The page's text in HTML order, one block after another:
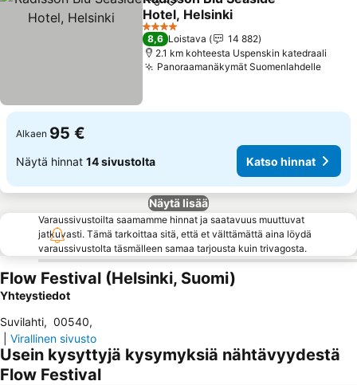
Jaa Lisää suosikkeihin
Hotel, Helsinki
4 Tähtiluokitus
8,6 Loistava
14 882
2.1 km kohteesta Uspenskin katedraali
Panoraamanäkymät Suomenlahdelle
Alkaen 95 €
Näytä hinnat 14 sivustolta Katso hinnat
Näytä lisää
Varaussivustoilta saamamme hinnat ja saatavuus muuttuvat
jatkuvasti. Tämä tarkoittaa sitä, että et välttämättä aina löydä
varaussivustolta täsmälleen samaa tarjousta kuin trivagosta.
Flow Festival (Helsinki, Suomi)
Yhteystiedot
Suvilahti, 00540,
Virallinen sivusto
Usein kysyttyjä kysymyksiä nähtävyydestä
Flow Festival